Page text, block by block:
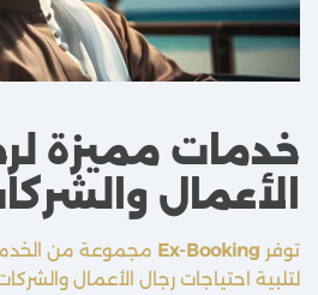
خدمات مميزة
الأعمال
توفر Ex-Booking مجموعة من
لتلبية احتياجات رجال الأعمال